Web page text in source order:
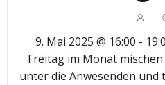
-
9. Mai 2025 @ 16:00 -
Freitag im Monat
unter die Anwesenden und